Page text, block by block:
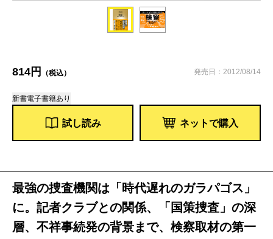
814円 （税込） 発売日：2012/08/14
新書電子書籍あり
試し読み ネットで購入
最強の捜査機関は「時代遅れのガラパゴス」
に。記者クラブとの関係、「国策捜査」の深
層、不祥事続発の背景まで、検察取材の第一